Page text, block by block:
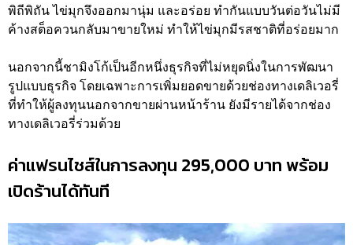
พิถีพิถัน ไข่มุกจึงออกมานุ่ม และอร่อย ทำกันแบบวันต่อวันไม่มี
ค้างสต็อควนกลับมาขายใหม่ ทำให้ไข่มุกมีรสชาติที่อร่อยมาก
นอกจากนี้ชามิงโก้เป็นอีกหนึ่งธุรกิจที่ไม่หยุดนิ่งในการพัฒนา
รูปแบบธุรกิจ โดยเฉพาะการเพิ่มยอดขายด้วยช่องทางเดลิเวอรี่
ที่ทำให้ผู้ลงทุนนอกจากขายผ่านหน้าร้าน ยังมีรายได้จากช่อง
ทางเดลิเวอรี่ร่วมด้วย
ค่าแฟรนไชส์ในการลงทุน 295,000 บาท พร้อม
เปิดร้านได้ทันที